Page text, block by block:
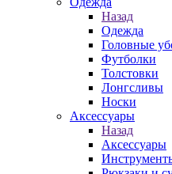
Назад
Одежда
Головные
Футболки
Толстовки
Лонгсливы
Носки
Аксессуары
Назад
Аксессуары